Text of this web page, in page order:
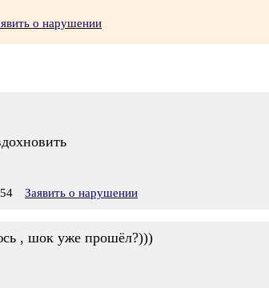
о нарушении
Заявить о нарушении
, шок уже прошёл?)))